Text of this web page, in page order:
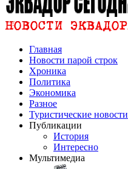
Главная
Новости парой строк
Хроника
Политика
Экономика
Разное
Туристические новости
Публикации
История
Интересно
Мультимедиа